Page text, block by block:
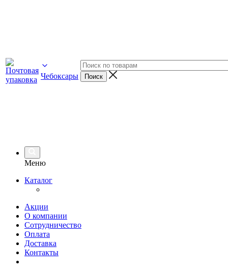
Чебоксары
Меню
Каталог
Акции
О компании
Сотрудничество
Оплата
Доставка
Контакты